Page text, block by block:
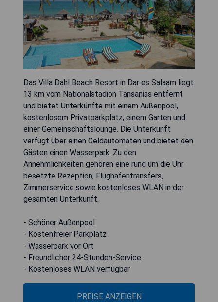
Das Villa Dahl Beach Resort in Dar es Salaam liegt
13 km vom Nationalstadion Tansanias entfernt
und bietet Unterkünfte mit einem Außenpool,
kostenlosem Privatparkplatz, einem Garten und
einer Gemeinschaftslounge. Die Unterkunft
verfügt über einen Geldautomaten und bietet den
Gästen einen Wasserpark. Zu den
Annehmlichkeiten gehören eine rund um die Uhr
besetzte Rezeption, Flughafentransfers,
Zimmerservice sowie kostenloses WLAN in der
gesamten Unterkunft.
- Schöner Außenpool
- Kostenfreier Parkplatz
- Wasserpark vor Ort
- Freundlicher 24-Stunden-Service
- Kostenloses WLAN verfügbar
PREISE ANZEIGEN